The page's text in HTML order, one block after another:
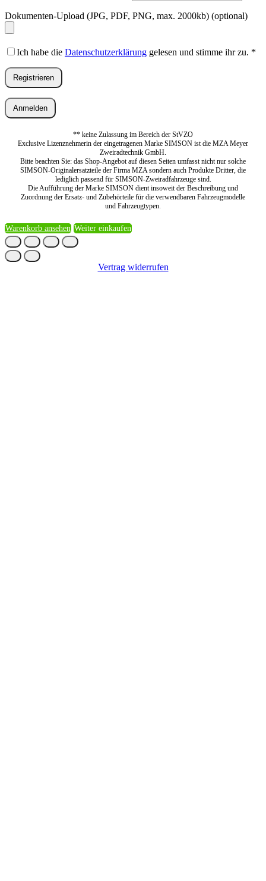
Dokumenten-Upload (JPG, PDF, PNG, max. 2000kb) (optional)
Ich habe die Datenschutzerklärung gelesen und stimme ihr zu. *
Registrieren
Anmelden
** keine Zulassung im Bereich der StVZO
Exclusive Lizenznehmerin der eingetragenen Marke SIMSON ist die MZA Meyer
Zweiradtechnik GmbH.
Bitte beachten Sie: das Shop-Angebot auf diesen Seiten umfasst nicht nur solche
SIMSON-Originalersatzteile der Firma MZA sondern auch Produkte Dritter, die
lediglich passend für SIMSON-Zweiradfahrzeuge sind.
Die Aufführung der Marke SIMSON dient insoweit der Beschreibung und
Zuordnung der Ersatz- und Zubehörteile für die verwendbaren Fahrzeugmodelle
und Fahrzeugtypen.
Warenkorb ansehen Weiter einkaufen
Vertrag widerrufen